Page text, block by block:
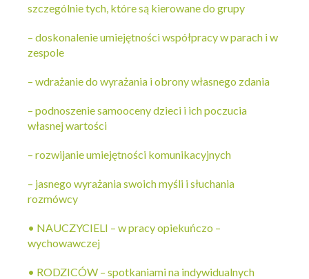
szczególnie tych, które są kierowane do grupy
– doskonalenie umiejętności współpracy w parach i w
zespole
– wdrażanie do wyrażania i obrony własnego zdania
– podnoszenie samooceny dzieci i ich poczucia
własnej wartości
– rozwijanie umiejętności komunikacyjnych
– jasnego wyrażania swoich myśli i słuchania
rozmówcy
• NAUCZYCIELI – w pracy opiekuńczo –
wychowawczej
• RODZICÓW – spotkaniami na indywidualnych